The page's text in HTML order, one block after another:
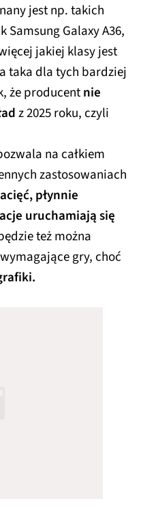
jest np. takich
Galaxy A36,
jakiej klasy jest
taka dla tych bardziej
że producentnie
z 2025 roku, czyli
na całkiem
zastosowaniach
płynnie
uruchamiają się
też można
gry, choć